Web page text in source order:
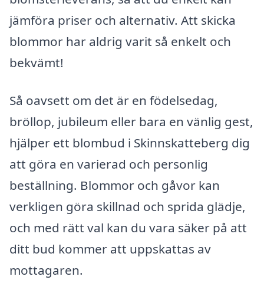
jämföra priser och alternativ. Att skicka
blommor har aldrig varit så enkelt och
bekvämt!
Så oavsett om det är en födelsedag,
bröllop, jubileum eller bara en vänlig gest,
hjälper ett blombud i Skinnskatteberg dig
att göra en varierad och personlig
beställning. Blommor och gåvor kan
verkligen göra skillnad och sprida glädje,
och med rätt val kan du vara säker på att
ditt bud kommer att uppskattas av
mottagaren.